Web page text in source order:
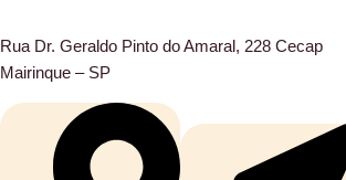
Rua Dr. Geraldo Pinto do Amaral, 228 Cecap
Mairinque – SP